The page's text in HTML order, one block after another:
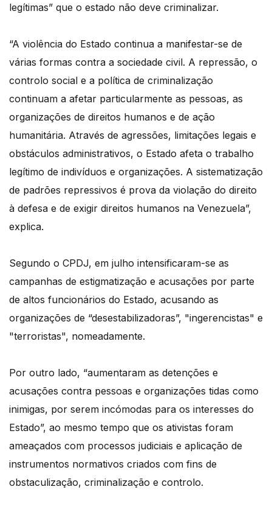
legítimas” que o estado não deve criminalizar.
“A violência do Estado continua a manifestar-se de
várias formas contra a sociedade civil. A repressão, o
controlo social e a política de criminalização
continuam a afetar particularmente as pessoas, as
organizações de direitos humanos e de ação
humanitária. Através de agressões, limitações legais e
obstáculos administrativos, o Estado afeta o trabalho
legítimo de indivíduos e organizações. A sistematização
de padrões repressivos é prova da violação do direito
à defesa e de exigir direitos humanos na Venezuela”,
explica.
Segundo o CPDJ, em julho intensificaram-se as
campanhas de estigmatização e acusações por parte
de altos funcionários do Estado, acusando as
organizações de “desestabilizadoras”, "ingerencistas" e
"terroristas", nomeadamente.
Por outro lado, “aumentaram as detenções e
acusações contra pessoas e organizações tidas como
inimigas, por serem incómodas para os interesses do
Estado”, ao mesmo tempo que os ativistas foram
ameaçados com processos judiciais e aplicação de
instrumentos normativos criados com fins de
obstaculização, criminalização e controlo.